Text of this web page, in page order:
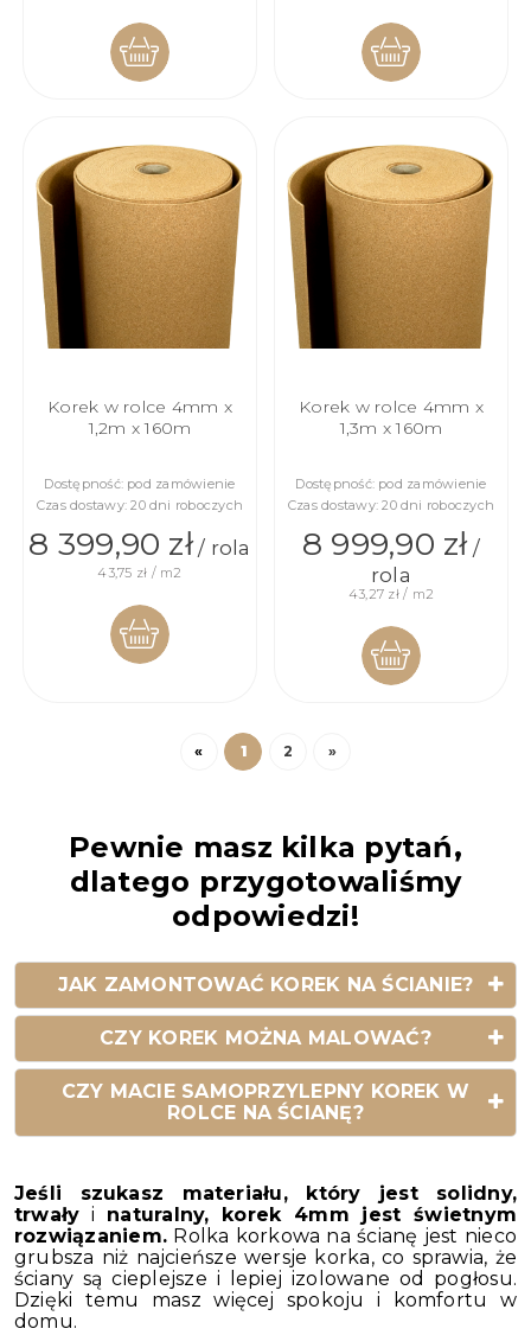
KOSZYKA KOSZYKA
Korek w rolce 4mm x
1,2m x 160m
Dostępność: pod zamówienie
Czas dostawy: 20 dni roboczych
8 399,90 zł/ rola
43,75 zł / m2
Korek w rolce 4mm x
1,3m x 160m
Dostępność: pod zamówienie
Czas dostawy: 20 dni roboczych
8 999,90 zł/
rola
43,27 zł / m2
« 1 2 »
Pewnie masz kilka pytań,
dlatego przygotowaliśmy
odpowiedzi!
JAK ZAMONTOWAĆ KOREK NA ŚCIANIE?
CZY KOREK MOŻNA MALOWAĆ?
CZY MACIE SAMOPRZYLEPNY KOREK W
ROLCE NA ŚCIANĘ?
Jeśli szukasz materiału, który jest solidny,
trwały i naturalny, korek 4mm jest świetnym
rozwiązaniem. Rolka korkowa na ścianę jest nieco
grubsza niż najcieńsze wersje korka, co sprawia, że
ściany są cieplejsze i lepiej izolowane od pogłosu.
Dzięki temu masz więcej spokoju i komfortu w
domu.